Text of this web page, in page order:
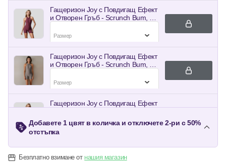
Гащеризон Joy с Повдигащ Ефект
и Отворен Гръб - Scrunch Bum, с
Feminine x Sexy
Гащеризон Joy с Повдигащ Ефект
и Отворен Гръб - Scrunch Bum, с
Гащеризон Joy с Повдигащ Ефект
подплънки - Син | Strong x
Feminine x Sexy
35.0
Гащеризон Joy с Повдигащ Ефект
и Отворен Гръб - Scrunch Bum, с
Добавете 1 цвят в количка и отключете 2-ри с 50%
отстъпка
Безплатно взимане от нашия магазин